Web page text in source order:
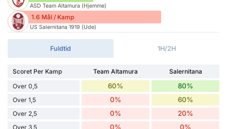
ASD Team Altamura (Hjemme)
1.6 Mål / Kamp
US Salernitana 1919 (Ude)
Fuldtid 1H/2H
Scoret Per Kamp Team Altamura
Salernitana
Over 0,5
60% 80%
Over 1,5 0% 60%
Over 2,5 0% 20%
Over 3,5 0% 0%